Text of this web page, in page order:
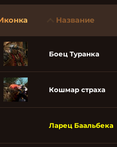
Название
Боец Туранка
Кошмар страха
Ларец Баальбека